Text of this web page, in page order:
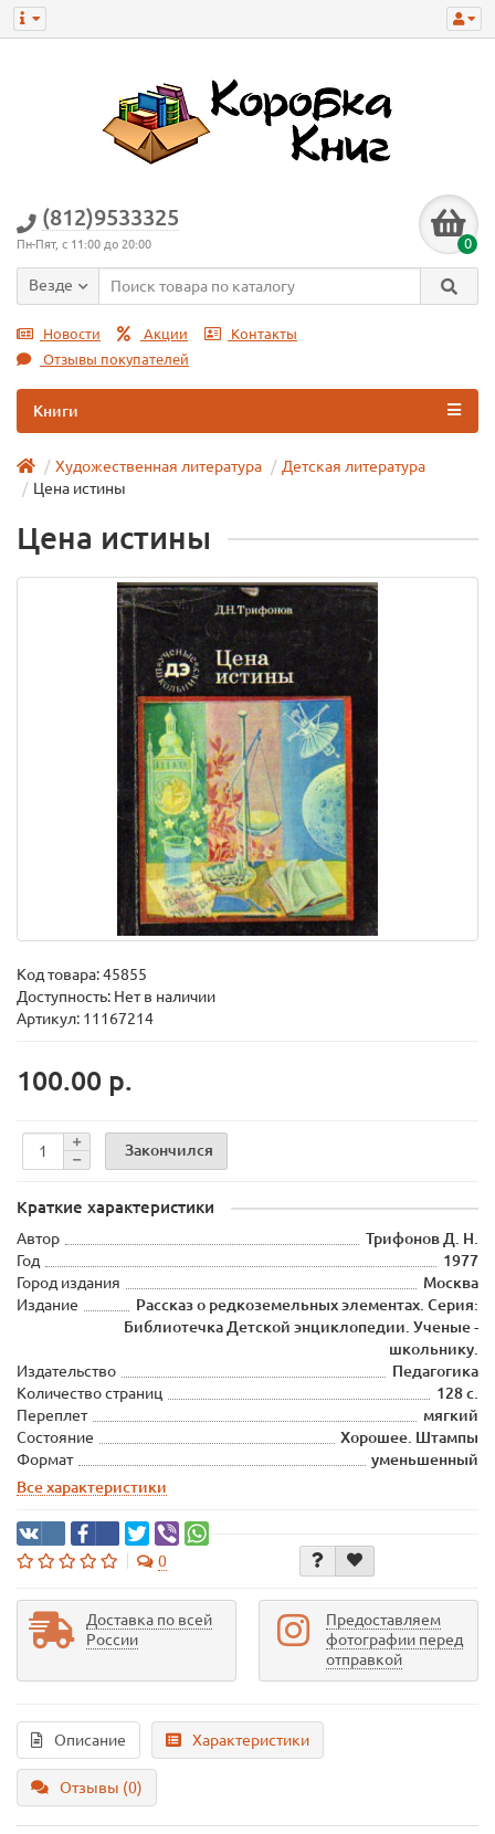
(812)9533325
Пн-Пят, с 11:00 до 20:00 0
Везде
Новости Акции
Контакты
Отзывы покупателей
Книги
Художественная литература
Детская литература
Цена истины
Цена истины
Код товара:45855
Доступность: Нет в наличии
Артикул: 11167214
100.00 р.
Закончился
Краткие характеристики
Автор
Трифонов Д. Н.
Год
1977
Город издания
Москва
Издание
Рассказ о редкоземельных элементах. Серия:
Библиотечка Детской энциклопедии. Ученые -
школьнику.
Издательство
Педагогика
Количество страниц
128 с.
Переплет
мягкий
Состояние
Хорошее. Штампы
Формат
уменьшенный
Все характеристики
0
Доставка по всей
России
Предоставляем
фотографии перед
отправкой
Описание Характеристики
Отзывы (0)